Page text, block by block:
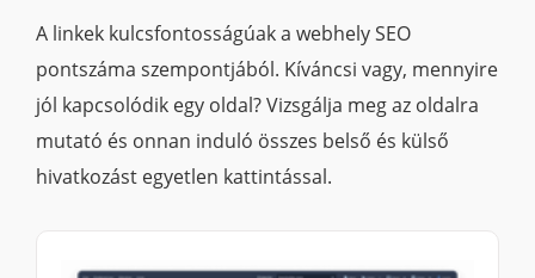
A linkek kulcsfontosságúak a webhely SEO
pontszáma szempontjából. Kíváncsi vagy, mennyire
jól kapcsolódik egy oldal? Vizsgálja meg az oldalra
mutató és onnan induló összes belső és külső
hivatkozást egyetlen kattintással.